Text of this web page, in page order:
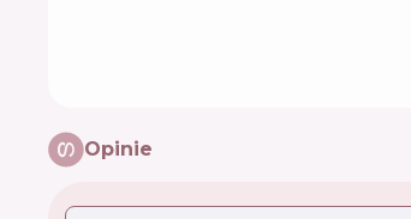
Opinie